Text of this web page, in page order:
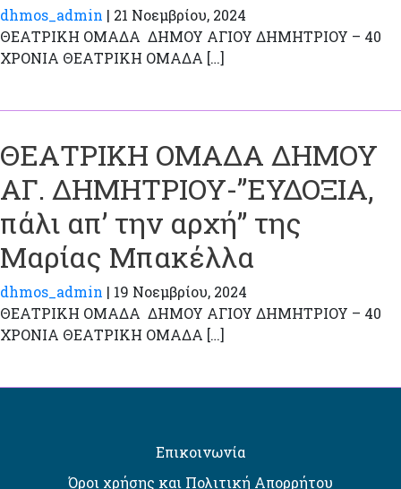
dhmos_admin | 21 Νοεμβρίου, 2024
ΘΕΑΤΡΙΚΗ ΟΜΑΔΑ ΔΗΜΟΥ ΑΓΙΟΥ ΔΗΜΗΤΡΙΟΥ – 40
ΧΡΟΝΙΑ ΘΕΑΤΡΙΚΗ ΟΜΑΔΑ […]
ΘΕΑΤΡΙΚΗ ΟΜΑΔΑ ΔΗΜΟΥ
ΑΓ. ΔΗΜΗΤΡΙΟΥ-”ΕΥΔΟΞΙΑ,
πάλι απ’ την αρχή” της
Μαρίας Μπακέλλα
dhmos_admin | 19 Νοεμβρίου, 2024
ΘΕΑΤΡΙΚΗ ΟΜΑΔΑ ΔΗΜΟΥ ΑΓΙΟΥ ΔΗΜΗΤΡΙΟΥ – 40
ΧΡΟΝΙΑ ΘΕΑΤΡΙΚΗ ΟΜΑΔΑ […]
Επικοινωνία
Όροι χρήσης και Πολιτική Απορρήτου